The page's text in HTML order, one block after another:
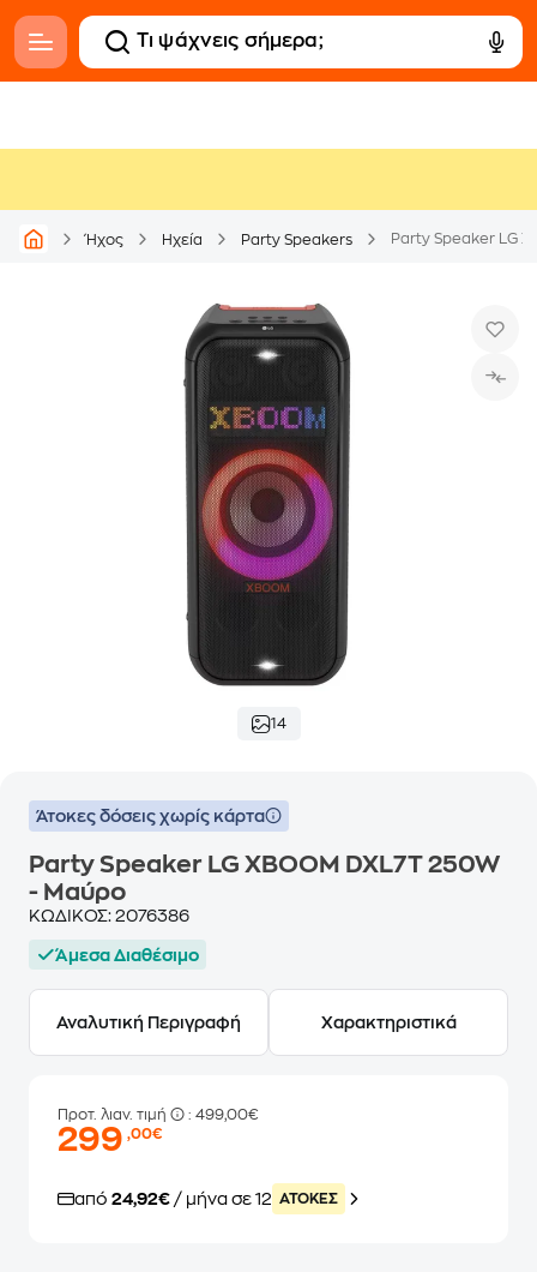
Ήχος Ηχεία Party Speakers Party Speaker LG
14
Άτοκες δόσεις χωρίς κάρτα
Party Speaker LG XBOOM DXL7T 250W
- Μαύρο
ΚΩΔΙΚΟΣ: 2076386
Άμεσα Διαθέσιμο
Αναλυτική Περιγραφή Χαρακτηριστικά
Προτ. λιαν. τιμή : 499,00€
299,00€
από 24,92€ / μήνα σε 12 ATOKEΣ